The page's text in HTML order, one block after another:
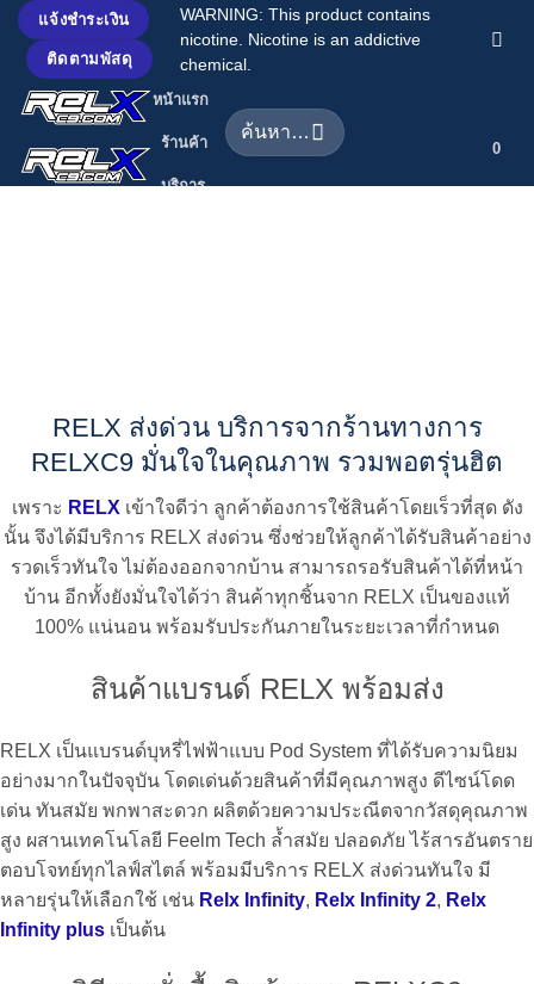
ข้าม
เนื้อหา
แจ้งชำระเงิน
ติดตามพัสดุ
WARNING: This product contains
nicotine. Nicotine is an addictive
chemical.
หน้าแรก
ร้านค้า
บริการ
ค้นหา:
0
RELX ส่งด่วน บริการจากร้านทางการ
RELXC9 มั่นใจในคุณภาพ รวมพอตรุ่นฮิต
เพราะ RELX เข้าใจดีว่า ลูกค้าต้องการใช้สินค้าโดยเร็วที่สุด ดัง
นั้น จึงได้มีบริการ RELX ส่งด่วนซึ่งช่วยให้ลูกค้าได้รับสินค้าอย่าง
รวดเร็วทันใจ ไม่ต้องออกจากบ้าน สามารถรอรับสินค้าได้ที่หน้า
บ้าน อีกทั้งยังมั่นใจได้ว่า สินค้าทุกชิ้นจาก RELX เป็นของแท้
100% แน่นอน พร้อมรับประกันภายในระยะเวลาที่กำหนด
สินค้าแบรนด์ RELX พร้อมส่ง
RELX เป็นแบรนด์บุหรี่ไฟฟ้าแบบ Pod System ที่ได้รับความนิยม
อย่างมากในปัจจุบัน โดดเด่นด้วยสินค้าที่มีคุณภาพสูง ดีไซน์โดด
เด่น ทันสมัย พกพาสะดวก ผลิตด้วยความประณีตจากวัสดุคุณภาพ
สูง ผสานเทคโนโลยี Feelm Tech ล้ำสมัย ปลอดภัย ไร้สารอันตราย
ตอบโจทย์ทุกไลฟ์สไตล์ พร้อมมีบริการ RELX ส่งด่วนทันใจ มี
หลายรุ่นให้เลือกใช้ เช่น Relx Infinity, Relx Infinity 2, Relx
Infinity plus เป็นต้น